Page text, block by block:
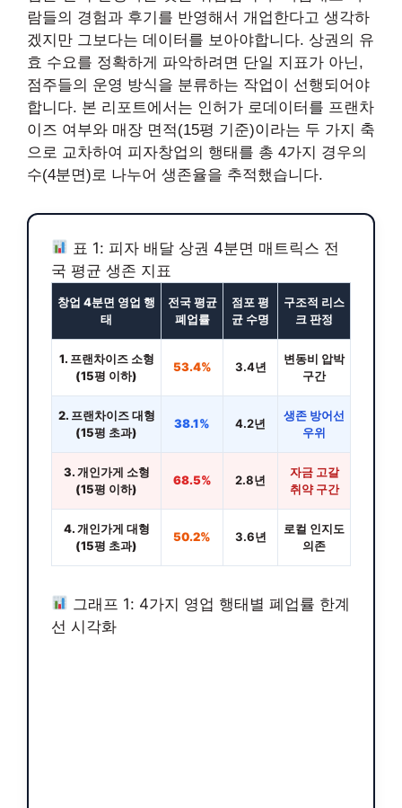
람들의 경험과 후기를 반영해서 개업한다고 생각하
겠지만 그보다는 데이터를 보아야합니다. 상권의 유
효 수요를 정확하게 파악하려면 단일 지표가 아닌,
점주들의 운영 방식을 분류하는 작업이 선행되어야
합니다. 본 리포트에서는 인허가 로데이터를 프랜차
이즈 여부와 매장 면적(15평 기준)이라는 두 가지 축
으로 교차하여 피자창업의 행태를 총 4가지 경우의
수(4분면)로 나누어 생존율을 추적했습니다.
표 1: 피자 배달 상권 4분면 매트릭스 전
국 평균 생존 지표
창업 4분면 영업 행
태
전국 평균
폐업률
점포 평
균 수명
구조적 리스
크 판정
1. 프랜차이즈 소형
(15평 이하)
53.4% 3.4년
변동비 압박
구간
2. 프랜차이즈 대형
(15평 초과)
38.1% 4.2년
생존 방어선
우위
3. 개인가게 소형
(15평 이하)
68.5% 2.8년
자금 고갈
취약 구간
4. 개인가게 대형
(15평 초과)
50.2% 3.6년
로컬 인지도
의존
그래프 1: 4가지 영업 행태별 폐업률 한계
선 시각화